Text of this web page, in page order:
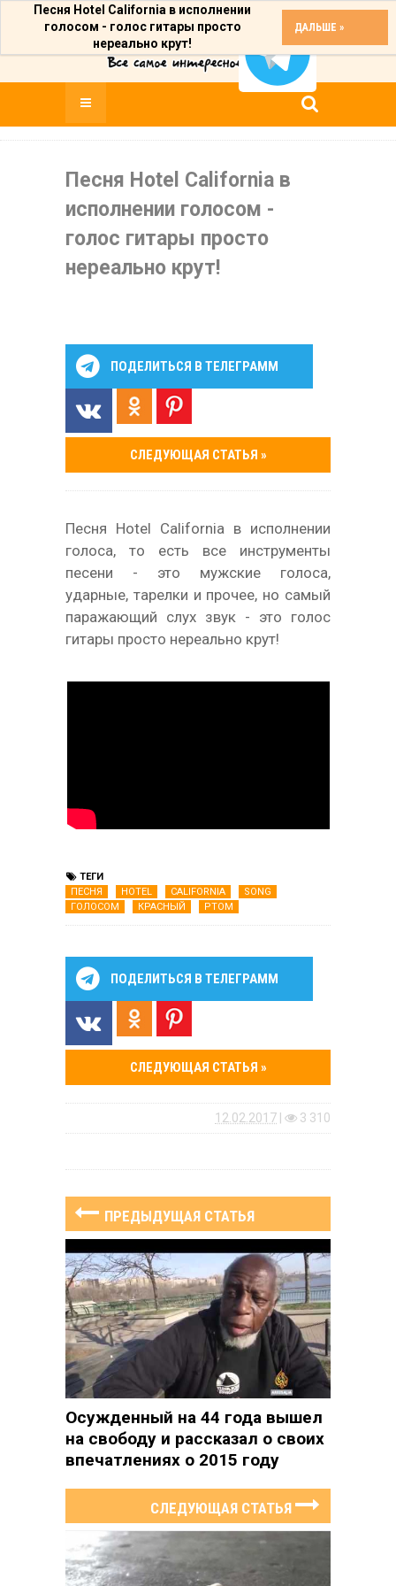
Песня Hotel California в исполнении
голосом - голос гитары просто
нереально крут!
ДАЛЬШЕ »
Песня Hotel California в
исполнении голосом -
голос гитары просто
нереально крут!
ПОДЕЛИТЬСЯ В ТЕЛЕГРАММ
СЛЕДУЮЩАЯ СТАТЬЯ »
Песня Hotel California в исполнении
голоса, то есть все инструменты
песени - это мужские голоса,
ударные, тарелки и прочее, но самый
паражающий слух звук - это голос
гитары просто нереально крут!
ТЕГИ
ПЕСНЯ
HOTEL CALIFORNIA
SONG
ГОЛОСОМ
КРАСНЫЙ РТОМ
ПОДЕЛИТЬСЯ В ТЕЛЕГРАММ
СЛЕДУЮЩАЯ СТАТЬЯ »
12.02.2017 3 310
ПРЕДЫДУЩАЯ СТАТЬЯ
Осужденный на 44 года вышел
на свободу и рассказал о своих
впечатлениях о 2015 году
СЛЕДУЮЩАЯ СТАТЬЯ